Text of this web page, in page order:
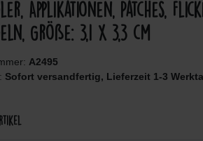
Applikationen, Patches,
Größe: 3,1 x 3,3 cm
A2495
Sofort versandfertig, Lieferzeit 1-3